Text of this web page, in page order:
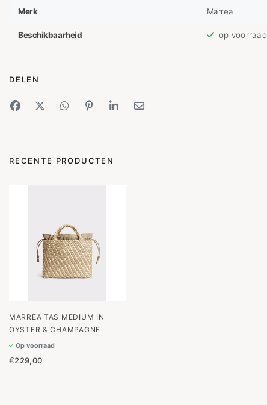
Merk Marrea
Beschikbaarheid op voorraad
DELEN
RECENTE PRODUCTEN
MARREA TAS MEDIUM IN
OYSTER & CHAMPAGNE
Op voorraad
€229,00